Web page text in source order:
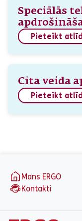
Speciālās
Pieteikt
Cita veida
Pieteikt
Mans ERGO
Kontakti